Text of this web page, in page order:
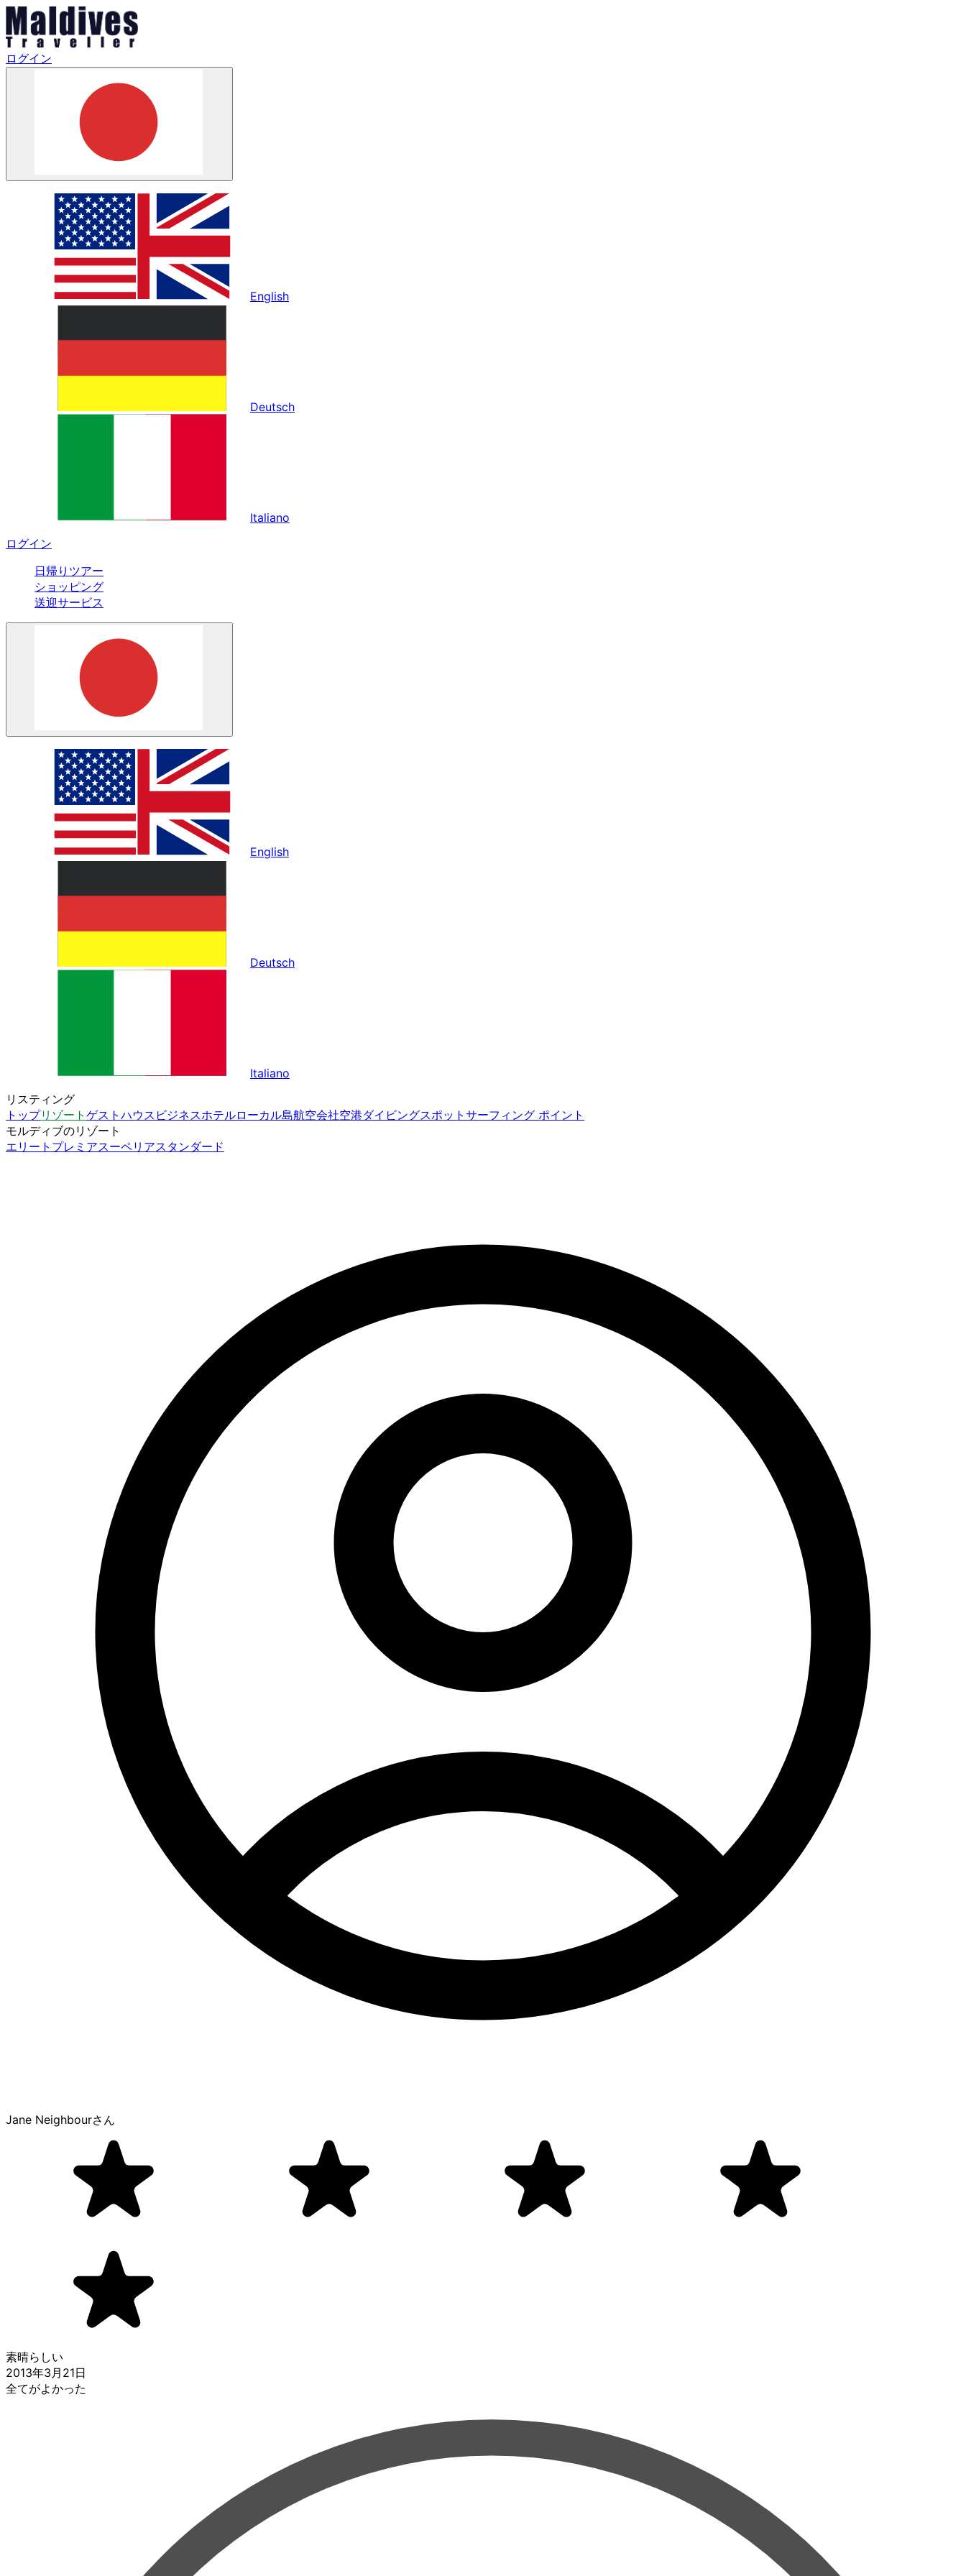
ログイン
English
Deutsch
Italiano
ログイン
日帰りツアー
ショッピング
送迎サービス
English
Deutsch
Italiano
リスティング
トップリゾート ゲストハウス ビジネスホテルローカル島航空会社空港ダイビングスポット サーフィング ポイント
モルディブのリゾート
エリート プレミアスーペリアスタンダード
Jane Neighbourさん
素晴らしい
2013年3月21日
全てがよかった